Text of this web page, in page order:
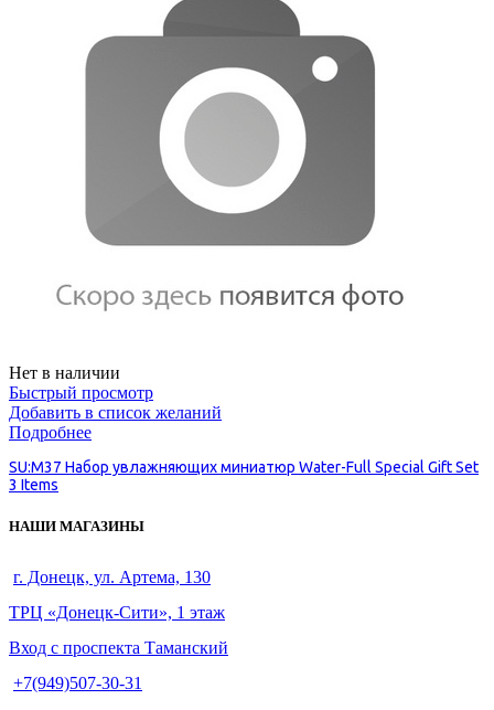
Нет в наличии
Быстрый просмотр
Добавить в список желаний
Подробнее
SU:M37 Набор увлажняющих миниатюр Water-Full Special Gift Set
3 Items
НАШИ МАГАЗИНЫ
г. Донецк, ул. Артема, 130
ТРЦ «Донецк-Сити», 1 этаж
Вход с проспекта Таманский
+7(949)507-30-31